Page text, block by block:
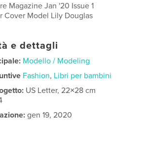
Magazine Jan '20 Issue 1
Cover Model Lily Douglas
e dettagli
Modello / Modeling
Fashion, Libri per bambini
US Letter, 22×28 cm
gen 19, 2020